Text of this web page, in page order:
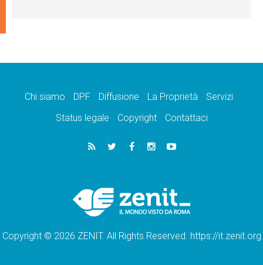
Chi siamo DPF Diffusione La Proprietà
Servizi
Status legale
Copyright Contattaci
Copyright © 2026 ZENIT. All Rights Reserved. https://it.zenit.org